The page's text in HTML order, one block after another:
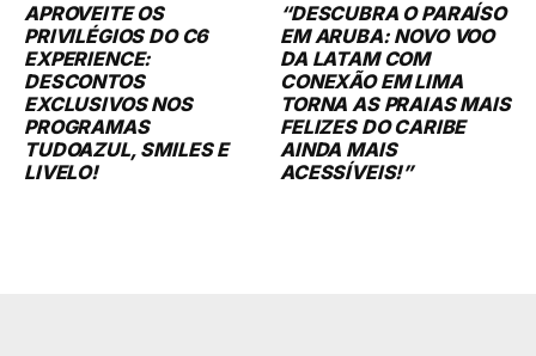
APROVEITE OS
PRIVILÉGIOS DO C6
EXPERIENCE:
DESCONTOS
EXCLUSIVOS NOS
PROGRAMAS
TUDOAZUL, SMILES E
LIVELO!
“DESCUBRA O PARAÍSO
EM ARUBA: NOVO VOO
DA LATAM COM
CONEXÃO EM LIMA
TORNA AS PRAIAS MAIS
FELIZES DO CARIBE
AINDA MAIS
ACESSÍVEIS!”